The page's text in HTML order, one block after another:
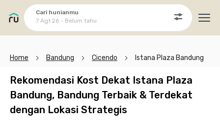
Cari hunianmu
7 Agt 26 - Belum tahu
Home Bandung Cicendo Istana Plaza Bandung
Rekomendasi Kost Dekat Istana Plaza
Bandung, Bandung Terbaik & Terdekat
dengan Lokasi Strategis